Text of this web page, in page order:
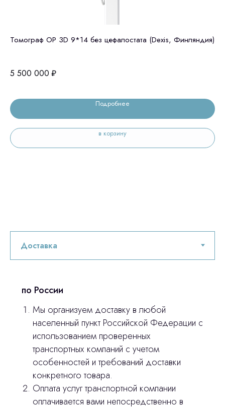
Томограф OP 3D 9*14 без цефалостата (Dexis, Финляндия)
5 500 000 ₽
Подробнее
в корзину
по России
Мы организуем доставку в любой
населенный пункт Российской Федерации с
использованием проверенных
транспортных компаний с учетом
особенностей и требований доставки
конкретного товара.
Оплата услуг транспортной компании
оплачивается вами непосредственно в